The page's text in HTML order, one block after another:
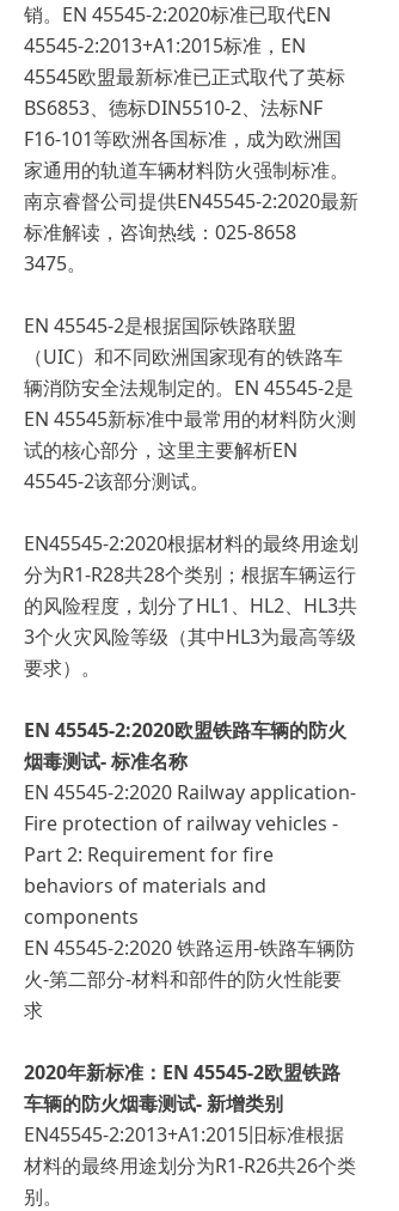
销。EN 45545-2:2020标准已取代EN
45545-2:2013+A1:2015标准，EN
45545欧盟最新标准已正式取代了英标
BS6853、德标DIN5510-2、法标NF
F16-101等欧洲各国标准，成为欧洲国
家通用的轨道车辆材料防火强制标准。
南京睿督公司提供EN45545-2:2020最新
标准解读，咨询热线：025-8658
3475。
EN 45545-2是根据国际铁路联盟
（UIC）和不同欧洲国家现有的铁路车
辆消防安全法规制定的。EN 45545-2是
EN 45545新标准中最常用的材料防火测
试的核心部分，这里主要解析EN
45545-2该部分测试。
EN45545-2:2020根据材料的最终用途划
分为R1-R28共28个类别；根据车辆运行
的风险程度，划分了HL1、HL2、HL3共
3个火灾风险等级（其中HL3为最高等级
要求）。
EN 45545-2:2020欧盟铁路车辆的防火
烟毒测试- 标准名称
EN 45545-2:2020 Railway application-
Fire protection of railway vehicles -
Part 2: Requirement for fire
behaviors of materials and
components
EN 45545-2:2020 铁路运用-铁路车辆防
火-第二部分-材料和部件的防火性能要
求
2020年新标准：EN 45545-2欧盟铁路
车辆的防火烟毒测试- 新增类别
EN45545-2:2013+A1:2015旧标准根据
材料的最终用途划分为R1-R26共26个类
别。